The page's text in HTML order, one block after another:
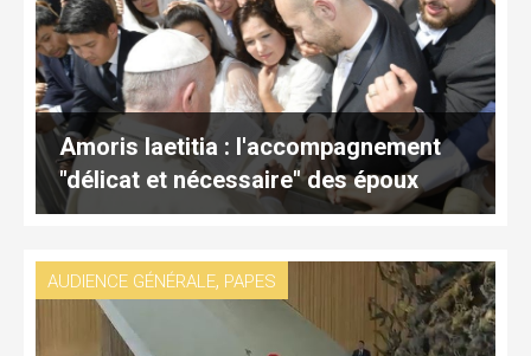
Amoris laetitia : l'accompagnement
"délicat et nécessaire" des époux
AUDIENCE GÉNÉRALE, PAPES